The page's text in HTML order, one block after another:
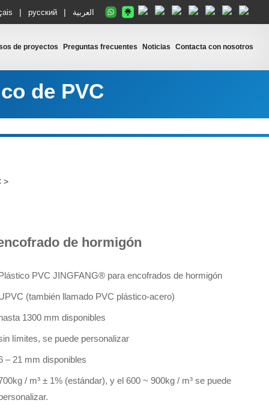
| русский | العربية
de proyectos Preguntas frecuentes Noticias Contacta con nosotros
de PVC
>
de hormigón
PVC JINGFANG® para encofrados de hormigón
(también llamado PVC plástico-acero)
1300 mm disponibles
límites, se puede personalizar
– 21 mm disponibles
/ m³ ± 1% (estándar), y el 600 ~ 900kg / m³ se puede